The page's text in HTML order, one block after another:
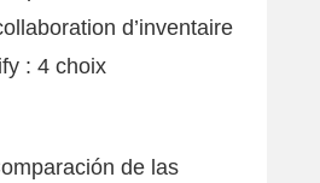
d’inventaire
: 4 choix
de las